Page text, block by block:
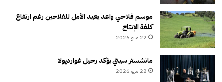
موسم فلاحي واعد يعيد الأمل للفلاحين رغم ارتفاع
كلفة الإنتاج
22 مايو 2026
مانشستر سيتي يؤكد رحيل غوارديولا
22 مايو 2026